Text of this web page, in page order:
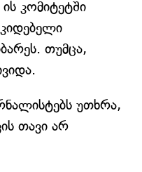
კომიტეტში
თუმცა,
უთხრა,
თავი არ